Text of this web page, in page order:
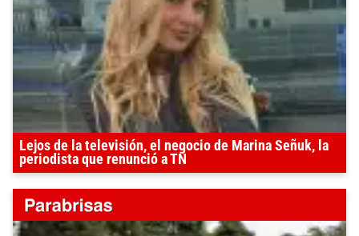
Lejos de la televisión, el negocio de Marina Señuk, la
periodista que renunció a TN